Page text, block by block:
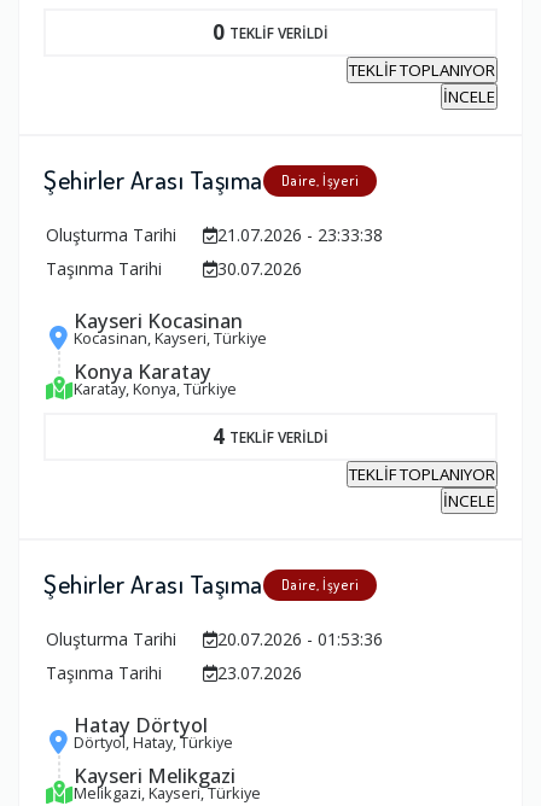
0 TEKLİF VERİLDİ
TEKLİF TOPLANIYOR
İNCELE
Şehirler Arası Taşıma Daire, İşyeri
Oluşturma Tarihi
21.07.2026 - 23:33:38
Taşınma Tarihi
30.07.2026
Kayseri Kocasinan
Kocasinan, Kayseri, Türkiye
Konya Karatay
Karatay, Konya, Türkiye
4 TEKLİF VERİLDİ
TEKLİF TOPLANIYOR
İNCELE
Şehirler Arası Taşıma Daire, İşyeri
Oluşturma Tarihi
20.07.2026 - 01:53:36
Taşınma Tarihi
23.07.2026
Hatay Dörtyol
Dörtyol, Hatay, Türkiye
Kayseri Melikgazi
Melikgazi, Kayseri, Türkiye